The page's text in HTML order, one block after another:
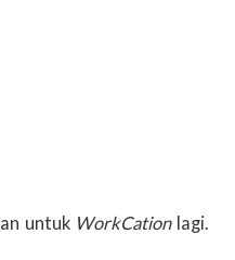
untuk WorkCationlagi.